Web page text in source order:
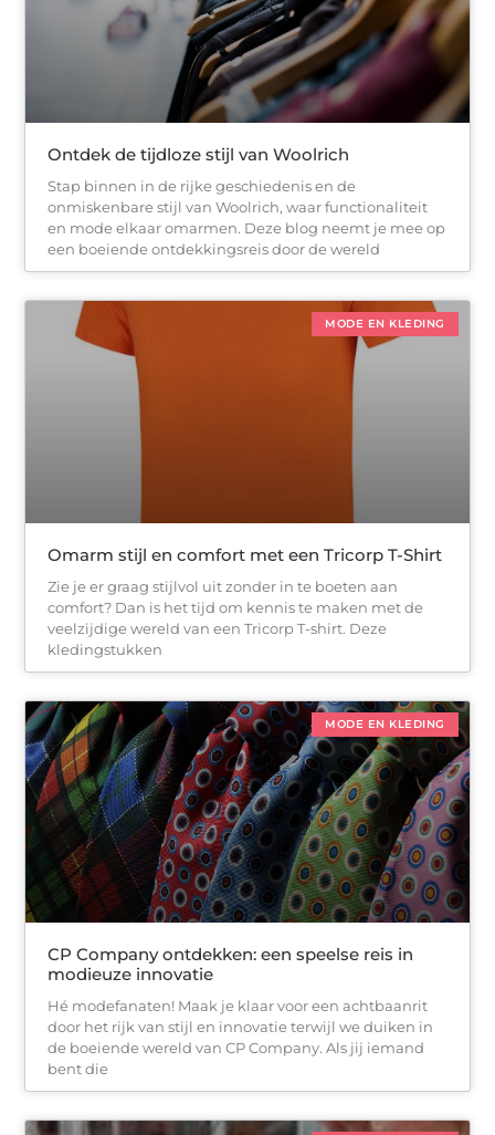
Ontdek de tijdloze stijl van Woolrich
Stap binnen in de rijke geschiedenis en de
onmiskenbare stijl van Woolrich, waar functionaliteit
en mode elkaar omarmen. Deze blog neemt je mee op
een boeiende ontdekkingsreis door de wereld
MODE EN KLEDING
Omarm stijl en comfort met een Tricorp T-Shirt
Zie je er graag stijlvol uit zonder in te boeten aan
comfort? Dan is het tijd om kennis te maken met de
veelzijdige wereld van een Tricorp T-shirt. Deze
kledingstukken
MODE EN KLEDING
CP Company ontdekken: een speelse reis in
modieuze innovatie
Hé modefanaten! Maak je klaar voor een achtbaanrit
door het rijk van stijl en innovatie terwijl we duiken in
de boeiende wereld van CP Company. Als jij iemand
bent die